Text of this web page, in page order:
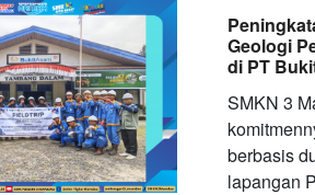
Geologi
di PT
SMKN 3
berbasis
lapangan